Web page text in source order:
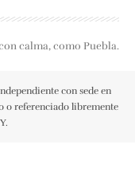
calma, como Puebla.
con sede en
o referenciado libremente